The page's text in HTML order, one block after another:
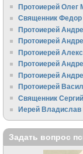
Протоиерей Олег
Священник Федор
Протоиерей
Протоиерей
Протоиерей
Протоиерей
Протоиерей
Протоиерей
Священник
Иерей Владислав
Задать вопрос